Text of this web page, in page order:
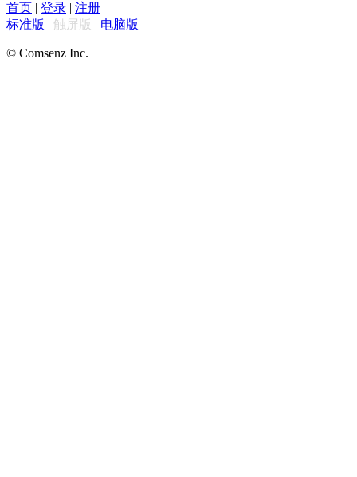
首页 | 登录 | 注册
标准版 | 触屏版 | 电脑版 |
© Comsenz Inc.